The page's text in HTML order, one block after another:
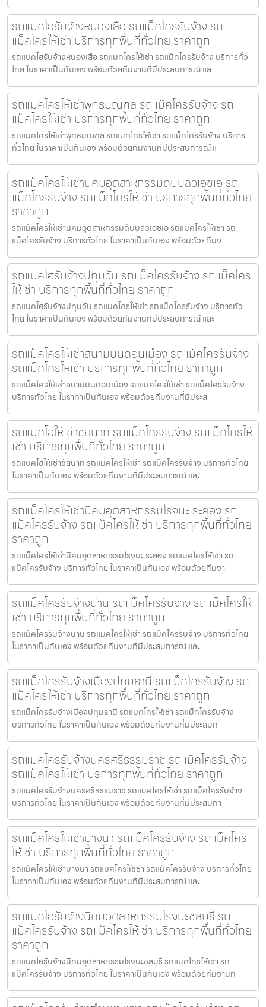
รถแบคโฮรับจ้างหนองเสือ รถแม็คโครรับจ้าง รถ
แม็คโครให้เช่า บริการทุกพื้นที่ทั่วไทย ราคาถูก
รถแบคโฮรับจ้างหนองเสือ รถแมคโครให้เช่า รถแม็คโครรับจ้าง บริการทั่ว
ไทย ในราคาเป็นกันเอง พร้อมด้วยทีมงานที่มีประสบการณ์ แล
รถแมคโครให้เช่าพุทธมณฑล รถแม็คโครรับจ้าง รถ
แม็คโครให้เช่า บริการทุกพื้นที่ทั่วไทย ราคาถูก
รถแมคโครให้เช่าพุทธมณฑล รถแมคโครให้เช่า รถแม็คโครรับจ้าง บริการ
ทั่วไทย ในราคาเป็นกันเอง พร้อมด้วยทีมงานที่มีประสบการณ์ แ
รถแม็คโครให้เช่านิคมอุตสาหกรรมดับบลิวเอชเอ รถ
แม็คโครรับจ้าง รถแม็คโครให้เช่า บริการทุกพื้นที่ทั่วไทย
ราคาถูก
รถแม็คโครให้เช่านิคมอุตสาหกรรมดับบลิวเอชเอ รถแมคโครให้เช่า รถ
แม็คโครรับจ้าง บริการทั่วไทย ในราคาเป็นกันเอง พร้อมด้วยทีมง
รถแบคโฮรับจ้างปทุมวัน รถแม็คโครรับจ้าง รถแม็คโคร
ให้เช่า บริการทุกพื้นที่ทั่วไทย ราคาถูก
รถแบคโฮรับจ้างปทุมวัน รถแมคโครให้เช่า รถแม็คโครรับจ้าง บริการทั่ว
ไทย ในราคาเป็นกันเอง พร้อมด้วยทีมงานที่มีประสบการณ์ และ
รถแม็คโครให้เช่าสนามบินดอนเมือง รถแม็คโครรับจ้าง
รถแม็คโครให้เช่า บริการทุกพื้นที่ทั่วไทย ราคาถูก
รถแม็คโครให้เช่าสนามบินดอนเมือง รถแมคโครให้เช่า รถแม็คโครรับจ้าง
บริการทั่วไทย ในราคาเป็นกันเอง พร้อมด้วยทีมงานที่มีประส
รถแบคโฮให้เช่าชัยนาท รถแม็คโครรับจ้าง รถแม็คโครให้
เช่า บริการทุกพื้นที่ทั่วไทย ราคาถูก
รถแบคโฮให้เช่าชัยนาท รถแมคโครให้เช่า รถแม็คโครรับจ้าง บริการทั่วไทย
ในราคาเป็นกันเอง พร้อมด้วยทีมงานที่มีประสบการณ์ และ
รถแม็คโครให้เช่านิคมอุตสาหกรรมโรจนะ ระยอง รถ
แม็คโครรับจ้าง รถแม็คโครให้เช่า บริการทุกพื้นที่ทั่วไทย
ราคาถูก
รถแม็คโครให้เช่านิคมอุตสาหกรรมโรจนะ ระยอง รถแมคโครให้เช่า รถ
แม็คโครรับจ้าง บริการทั่วไทย ในราคาเป็นกันเอง พร้อมด้วยทีมงา
รถแม็คโครรับจ้างน่าน รถแม็คโครรับจ้าง รถแม็คโครให้
เช่า บริการทุกพื้นที่ทั่วไทย ราคาถูก
รถแม็คโครรับจ้างน่าน รถแมคโครให้เช่า รถแม็คโครรับจ้าง บริการทั่วไทย
ในราคาเป็นกันเอง พร้อมด้วยทีมงานที่มีประสบการณ์ และ
รถแม็คโครรับจ้างเมืองปทุมธานี รถแม็คโครรับจ้าง รถ
แม็คโครให้เช่า บริการทุกพื้นที่ทั่วไทย ราคาถูก
รถแม็คโครรับจ้างเมืองปทุมธานี รถแมคโครให้เช่า รถแม็คโครรับจ้าง
บริการทั่วไทย ในราคาเป็นกันเอง พร้อมด้วยทีมงานที่มีประสบก
รถแมคโครรับจ้างนครศรีธรรมราช รถแม็คโครรับจ้าง
รถแม็คโครให้เช่า บริการทุกพื้นที่ทั่วไทย ราคาถูก
รถแมคโครรับจ้างนครศรีธรรมราช รถแมคโครให้เช่า รถแม็คโครรับจ้าง
บริการทั่วไทย ในราคาเป็นกันเอง พร้อมด้วยทีมงานที่มีประสบกา
รถแม็คโครให้เช่าบางนา รถแม็คโครรับจ้าง รถแม็คโคร
ให้เช่า บริการทุกพื้นที่ทั่วไทย ราคาถูก
รถแม็คโครให้เช่าบางนา รถแมคโครให้เช่า รถแม็คโครรับจ้าง บริการทั่วไทย
ในราคาเป็นกันเอง พร้อมด้วยทีมงานที่มีประสบการณ์ และ
รถแบคโฮรับจ้างนิคมอุตสาหกรรมโรจนะชลบุรี รถ
แม็คโครรับจ้าง รถแม็คโครให้เช่า บริการทุกพื้นที่ทั่วไทย
ราคาถูก
รถแบคโฮรับจ้างนิคมอุตสาหกรรมโรจนะชลบุรี รถแมคโครให้เช่า รถ
แม็คโครรับจ้าง บริการทั่วไทย ในราคาเป็นกันเอง พร้อมด้วยทีมงานท